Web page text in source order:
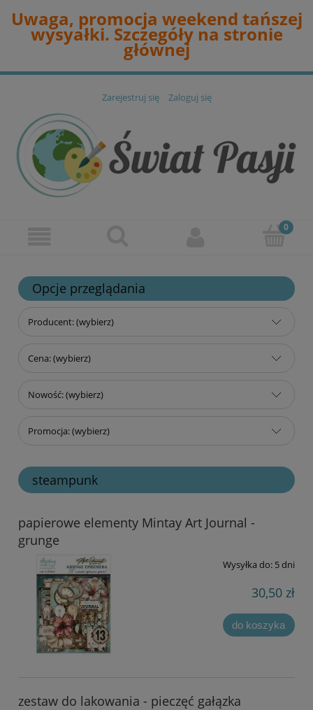
Uwaga, promocja weekend tańszej
wysyałki. Szczegóły na stronie
głównej
Zarejestruj się Zaloguj się
Opcje przeglądania
Producent: (wybierz)
Cena: (wybierz)
Nowość: (wybierz)
Promocja: (wybierz)
steampunk
papierowe elementy Mintay Art Journal -
grunge
Wysyłka do: 5 dni
30,50 zł
do koszyka
zestaw do lakowania - pieczęć gałązka